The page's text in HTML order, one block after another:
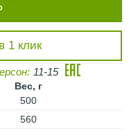
1 клик
11-15
Вес, г
500
560